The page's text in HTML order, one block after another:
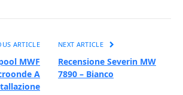
ARTICLE
MWF
A
NEXT ARTICLE
Recensione Severin MW
7890 – Bianco